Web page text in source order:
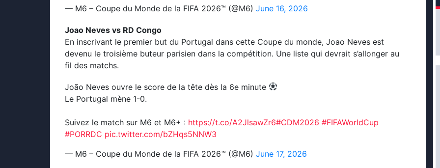
— M6 – Coupe du Monde de la FIFA 2026™ (@M6) June 16, 2026
Joao Neves vs RD Congo
En inscrivant le premier but du Portugal dans cette Coupe du monde, Joao Neves est
devenu le troisième buteur parisien dans la compétition. Une liste qui devrait s’allonger au
fil des matchs.
João Neves ouvre le score de la tête dès la 6e minute
Le Portugal mène 1-0.
Suivez le match sur M6 et M6+ : https://t.co/A2JlsawZr6#CDM2026 #FIFAWorldCup
#PORRDC pic.twitter.com/bZHqs5NNW3
— M6 – Coupe du Monde de la FIFA 2026™ (@M6) June 17, 2026